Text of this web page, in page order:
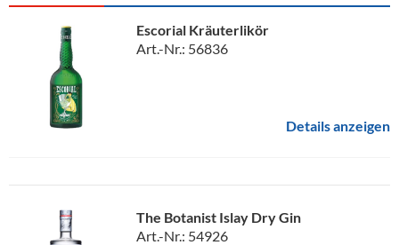
Escorial Kräuterlikör
Art.-Nr.: 56836
Details anzeigen
The Botanist Islay Dry Gin
Art.-Nr.: 54926